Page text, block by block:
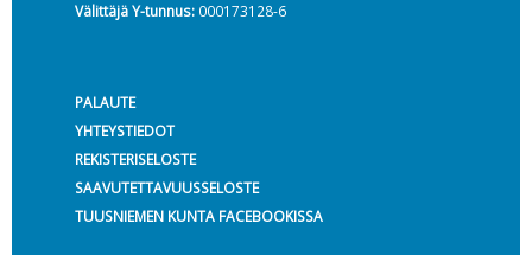
Välittäjä Y-tunnus:000173128-6
PALAUTE
YHTEYSTIEDOT
REKISTERISELOSTE
SAAVUTETTAVUUSSELOSTE
TUUSNIEMEN KUNTA FACEBOOKISSA